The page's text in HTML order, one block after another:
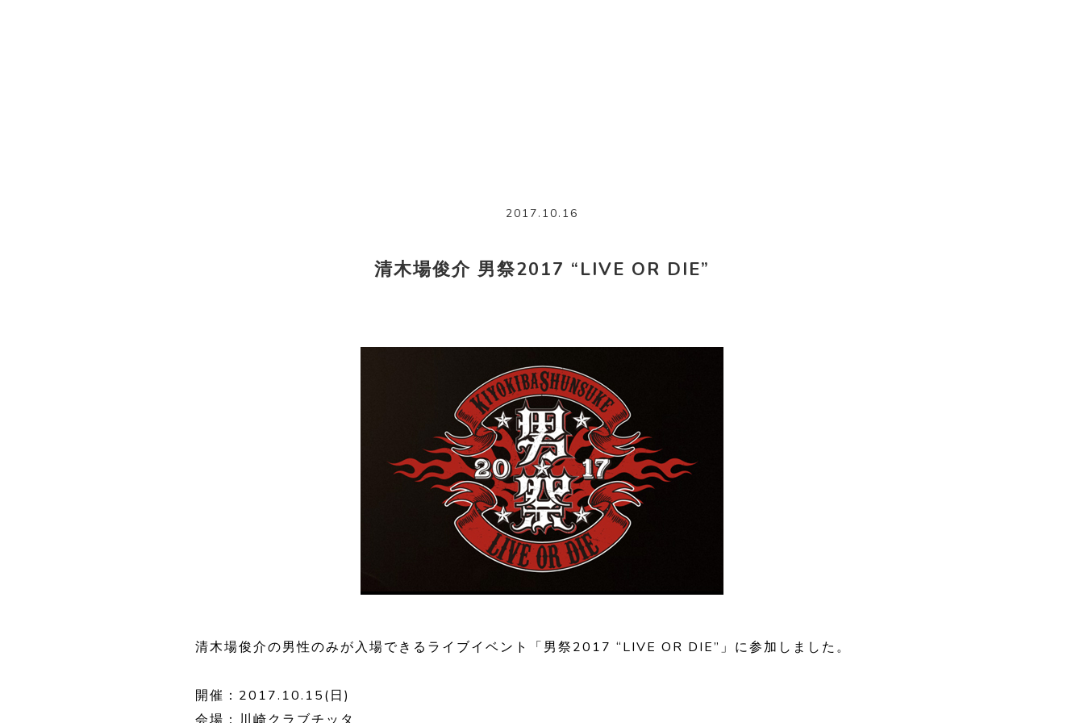
2017.10.16
清木場俊介 男祭2017 “LIVE OR DIE”
清木場俊介の男性のみが入場できるライブイベント「男祭2017 “LIVE OR DIE”」に参加しました。
開催：2017.10.15(日)